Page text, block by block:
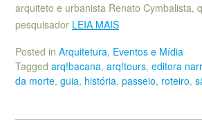
arquiteto e urbanista Renato Cymbalista,
pesquisador LEIA MAIS
Posted in Arquitetura, Eventos e Mídia
Tagged arq!bacana, arq!tours, editora
da morte, guia, história, passeio, roteiro,